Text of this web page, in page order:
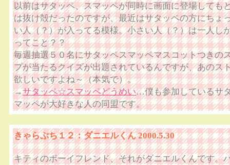
以前はサタッペ、スマッペが同時に画面に登場しても
は抜け殻だったのですが、最近はサタッペの方にちょ
い人（？）が入ってる模様。小さい人（？）は一人し
ってこと？？
毎週抽選５０名にサタッペスマッペマスコットつきの
プが当たるクイズが出題されているんですが、あのス
欲しいですよね～（本気で）。
→サタッペ☆スマッペどうめい…僕も参加しているサ
マッペが大好きな人の同盟です。
きゃらぷち１２：ダニエルくん 2000.5.30
キティのボーイフレンド、それがダニエルくんです。